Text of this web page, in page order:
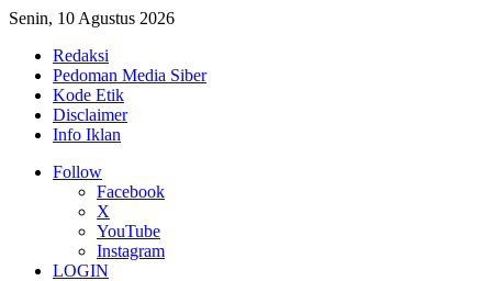
Senin, 10 Agustus 2026
Redaksi
Pedoman Media Siber
Kode Etik
Disclaimer
Info Iklan
Follow
Facebook
X
YouTube
Instagram
LOGIN